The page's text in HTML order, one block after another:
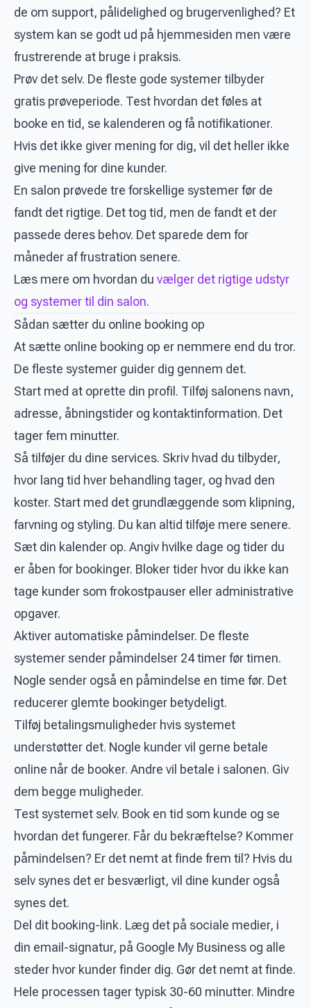
de om support, pålidelighed og brugervenlighed? Et
system kan se godt ud på hjemmesiden men være
frustrerende at bruge i praksis.
Prøv det selv. De fleste gode systemer tilbyder
gratis prøveperiode. Test hvordan det føles at
booke en tid, se kalenderen og få notifikationer.
Hvis det ikke giver mening for dig, vil det heller ikke
give mening for dine kunder.
En salon prøvede tre forskellige systemer før de
fandt det rigtige. Det tog tid, men de fandt et der
passede deres behov. Det sparede dem for
måneder af frustration senere.
Læs mere om hvordan du vælger det rigtige udstyr
og systemer til din salon.
Sådan sætter du online booking op
At sætte online booking op er nemmere end du tror.
De fleste systemer guider dig gennem det.
Start med at oprette din profil. Tilføj salonens navn,
adresse, åbningstider og kontaktinformation. Det
tager fem minutter.
Så tilføjer du dine services. Skriv hvad du tilbyder,
hvor lang tid hver behandling tager, og hvad den
koster. Start med det grundlæggende som klipning,
farvning og styling. Du kan altid tilføje mere senere.
Sæt din kalender op. Angiv hvilke dage og tider du
er åben for bookinger. Bloker tider hvor du ikke kan
tage kunder som frokostpauser eller administrative
opgaver.
Aktiver automatiske påmindelser. De fleste
systemer sender påmindelser 24 timer før timen.
Nogle sender også en påmindelse en time før. Det
reducerer glemte bookinger betydeligt.
Tilføj betalingsmuligheder hvis systemet
understøtter det. Nogle kunder vil gerne betale
online når de booker. Andre vil betale i salonen. Giv
dem begge muligheder.
Test systemet selv. Book en tid som kunde og se
hvordan det fungerer. Får du bekræftelse? Kommer
påmindelsen? Er det nemt at finde frem til? Hvis du
selv synes det er besværligt, vil dine kunder også
synes det.
Del dit booking-link. Læg det på sociale medier, i
din email-signatur, på Google My Business og alle
steder hvor kunder finder dig. Gør det nemt at finde.
Hele processen tager typisk 30-60 minutter. Mindre